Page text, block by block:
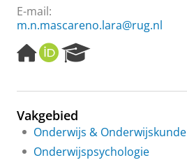
E-mail:
m.n.mascareno.lara@rug.nl
H
o
e
a
g
e
O
R
I
e
c
h
Vakgebied
Onderwijs & Onderwijskunde
Onderwijspsychologie